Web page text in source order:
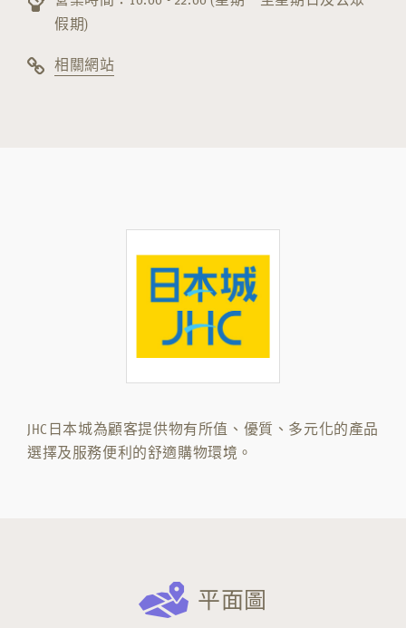
假期)
相關網站
JHC日本城為顧客提供物有所值、優質、多元化的產品
選擇及服務便利的舒適購物環境。
平面圖